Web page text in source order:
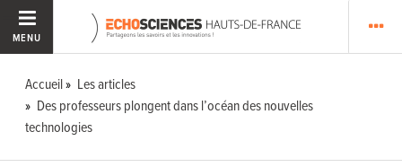
MENU
Accueil
Les articles
Des professeurs plongent dans l’océan des nouvelles
technologies